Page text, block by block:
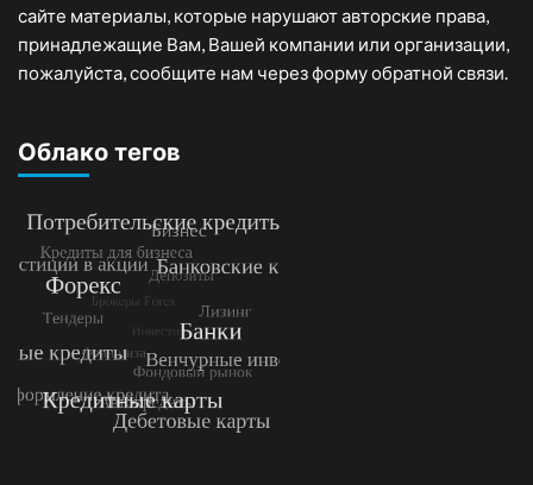
сайте материалы, которые нарушают авторские права,
принадлежащие Вам, Вашей компании или организации,
пожалуйста, сообщите нам через форму обратной связи.
Облако тегов